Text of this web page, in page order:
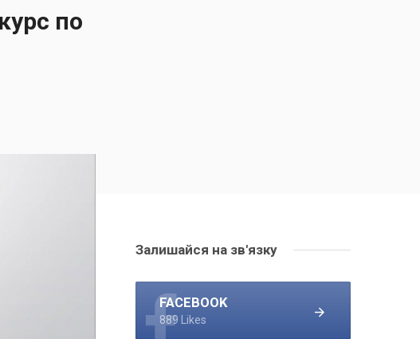
по
Залишайся на зв'язку
FACEBOOK
889 Likes